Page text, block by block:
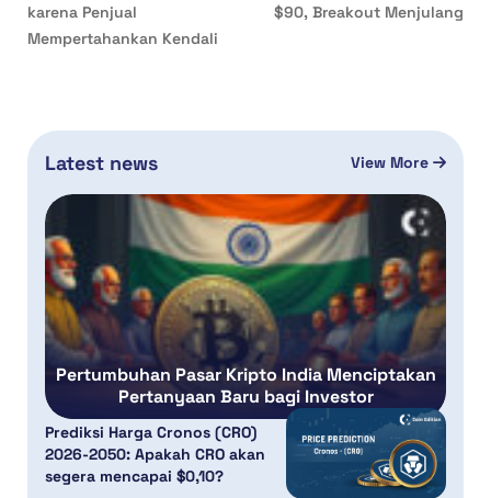
karena Penjual
Mempertahankan Kendali
$90, Breakout Menjulang
Latest news View More
Pertumbuhan Pasar Kripto India Menciptakan
Pertanyaan Baru bagi Investor
Prediksi Harga Cronos (CRO)
2026-2050: Apakah CRO akan
segera mencapai $0,10?